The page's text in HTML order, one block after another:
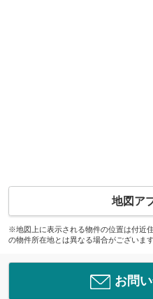
地図ア
※地図上に表示される物件の位置は付近
の物件所在地とは異なる場合がございます
お問